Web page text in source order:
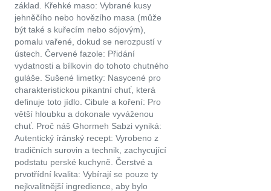
základ. Křehké maso: Vybrané kusy
jehněčího nebo hovězího masa (může
být také s kuřecím nebo sójovým),
pomalu vařené, dokud se nerozpustí v
ústech. Červené fazole: Přidání
vydatnosti a bílkovin do tohoto chutného
guláše. Sušené limetky: Nasycené pro
charakteristickou pikantní chuť, která
definuje toto jídlo. Cibule a koření: Pro
větší hloubku a dokonale vyváženou
chuť. Proč náš Ghormeh Sabzi vyniká:
Autentický íránský recept: Vyrobeno z
tradičních surovin a technik, zachycující
podstatu perské kuchyně. Čerstvé a
prvotřídní kvalita: Vybírají se pouze ty
nejkvalitnější ingredience, aby bylo